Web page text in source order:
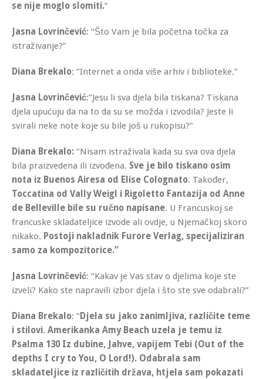
se nije moglo slomiti.”
Jasna Lovrinčević: “Što Vam je bila početna točka za
istraživanje?”
Diana Brekalo: “Internet a onda više arhiv i biblioteke.”
Jasna Lovrinčević:”Jesu li sva djela bila tiskana? Tiskana
djela upućuju da na to da su se možda i izvodila? Jeste li
svirali neke note koje su bile još u rukopisu?”
Diana Brekalo: “Nisam istraživala kada su sva ova djela
bila praizvedena ili izvođena. Sve je bilo tiskano osim
nota iz Buenos Airesa od Elise Colognato. Također,
Toccatina od Vally Weigl i Rigoletto Fantazija od Anne
de Belleville bile su ručno napisane. U Francuskoj se
francuske skladateljice izvode ali ovdje, u Njemačkoj skoro
nikako. Postoji nakladnik Furore Verlag, specijaliziran
samo za kompozitorice.”
Jasna Lovrinčević: “Kakav je Vas stav o djelima koje ste
izveli? Kako ste napravili izbor djela i što ste sve odabrali?”
Diana Brekalo: “Djela su jako zanimljiva, različite teme
i stilovi. Amerikanka Amy Beach uzela je temu iz
Psalma 130 Iz dubine, Jahve, vapijem Tebi (Out of the
depths I cry to You, O Lord!). Odabrala sam
skladateljice iz različitih država, htjela sam pokazati